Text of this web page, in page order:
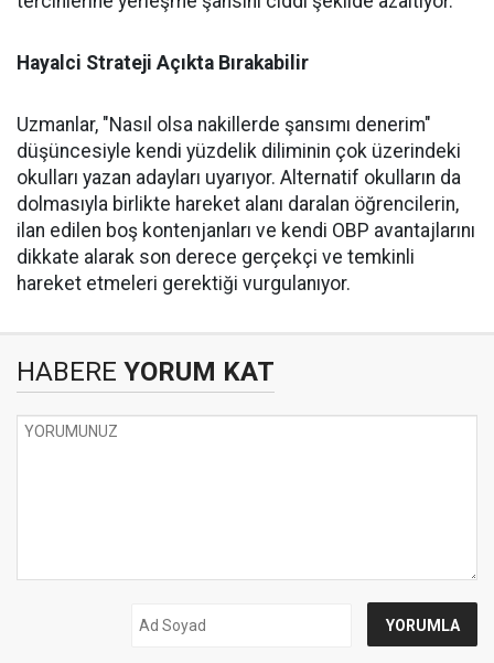
Hayalci Strateji Açıkta Bırakabilir
Uzmanlar, "Nasıl olsa nakillerde şansımı denerim"
düşüncesiyle kendi yüzdelik diliminin çok üzerindeki
okulları yazan adayları uyarıyor. Alternatif okulların da
dolmasıyla birlikte hareket alanı daralan öğrencilerin,
ilan edilen boş kontenjanları ve kendi OBP avantajlarını
dikkate alarak son derece gerçekçi ve temkinli
hareket etmeleri gerektiği vurgulanıyor.
HABERE YORUM KAT